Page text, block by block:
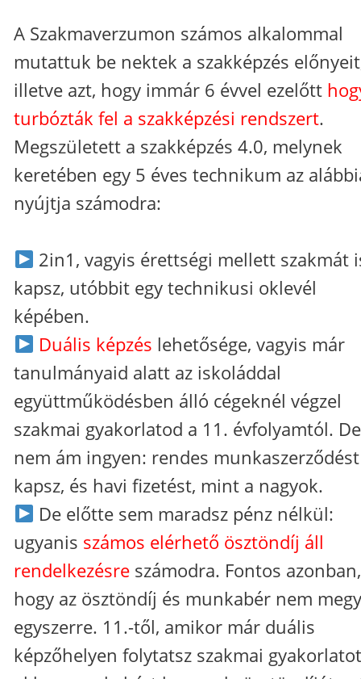
A Szakmaverzumon számos alkalommal
mutattuk be nektek a szakképzés
illetve azt, hogy immár 6 évvel ezelőtt
turbózták fel a szakképzési rendszert.
Megszületett a szakképzés 4.0, melynek
keretében egy 5 éves technikum az
nyújtja számodra:
2in1, vagyis érettségi mellett szakmát
kapsz, utóbbit egy technikusi oklevél
képében.
Duális képzés lehetősége, vagyis már
tanulmányaid alatt az iskoláddal
együttműködésben álló cégeknél végzel
szakmai gyakorlatod a 11. évfolyamtól. De
nem ám ingyen: rendes munkaszerződést
kapsz, és havi fizetést, mint a nagyok.
De előtte sem maradsz pénz nélkül:
ugyanis számos elérhető ösztöndíj áll
rendelkezésre számodra. Fontos azonban,
hogy az ösztöndíj és munkabér nem megy
egyszerre. 11.-től, amikor már duális
képzőhelyen folytatsz szakmai